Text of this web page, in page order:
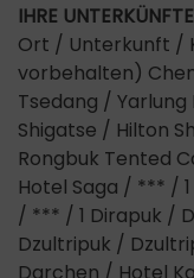
IHRE UNTERKÜNFTE
Ort / Unterkunft /
vorbehalten)
Tsedang /
Shigatse / Hilton
Rongbuk Tented
Hotel Saga / *** /
/ *** / 1 Dirapuk /
Dzultripuk /